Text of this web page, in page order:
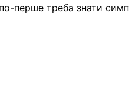
перше треба знати